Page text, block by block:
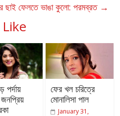
ছাই ফেলতে ভাঙা কুলো: পরমব্রত →
পর্দায়
ফের খল চরিত্রে
মোনালিসা পাল
January 31,